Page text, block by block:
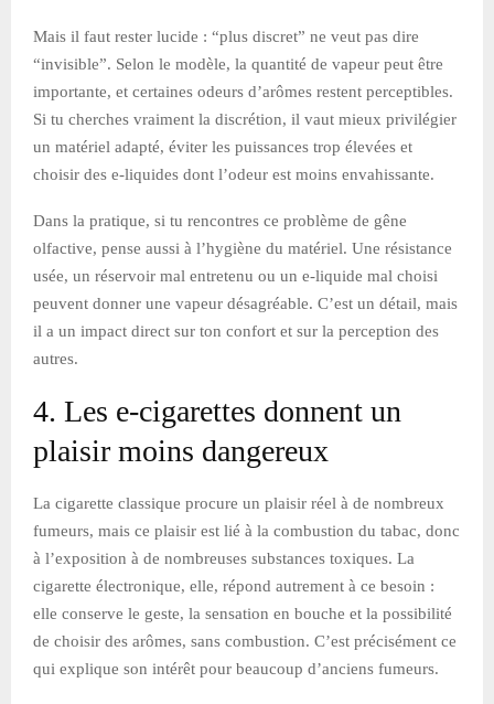
Mais il faut rester lucide : “plus discret” ne veut pas dire
“invisible”. Selon le modèle, la quantité de vapeur peut être
importante, et certaines odeurs d’arômes restent perceptibles.
Si tu cherches vraiment la discrétion, il vaut mieux privilégier
un matériel adapté, éviter les puissances trop élevées et
choisir des e-liquides dont l’odeur est moins envahissante.
Dans la pratique, si tu rencontres ce problème de gêne
olfactive, pense aussi à l’hygiène du matériel. Une résistance
usée, un réservoir mal entretenu ou un e-liquide mal choisi
peuvent donner une vapeur désagréable. C’est un détail, mais
il a un impact direct sur ton confort et sur la perception des
autres.
4. Les e-cigarettes donnent un
plaisir moins dangereux
La cigarette classique procure un plaisir réel à de nombreux
fumeurs, mais ce plaisir est lié à la combustion du tabac, donc
à l’exposition à de nombreuses substances toxiques. La
cigarette électronique, elle, répond autrement à ce besoin :
elle conserve le geste, la sensation en bouche et la possibilité
de choisir des arômes, sans combustion. C’est précisément ce
qui explique son intérêt pour beaucoup d’anciens fumeurs.